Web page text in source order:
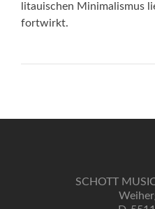
litauischen Minimalismus
fortwirkt.
SCHOTT